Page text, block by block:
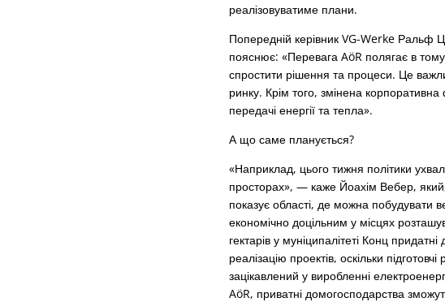
реалізовуватиме плани.
Попередній керівник VG-Werke Ральф
пояснює: «Перевага AöR полягає в
спростити рішення та процеси. Це
ринку. Крім того, змінена
передачі енергії та тепла».
А що саме планується?
«Наприклад, цього тижня політики
просторах», — каже Йоахім Вебер,
показує області, де можна побудувати
економічно доцільним у місцях
гектарів у муніципалітеті Конц
реалізацію проектів, оскільки
зацікавлений у виробленні
AöR, приватні домогосподарства